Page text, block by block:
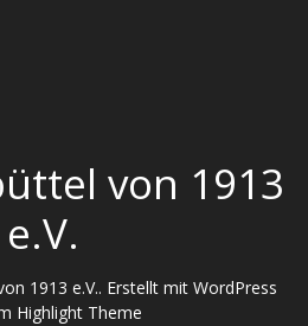
von 1913
e.V.
1913 e.V.. Erstellt mit WordPress
Highlight Theme